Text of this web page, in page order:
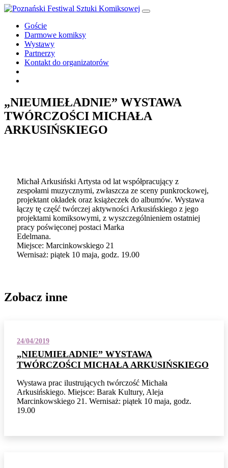
Przejdź
treści
Goście
Darmowe komiksy
Wystawy
Partnerzy
Kontakt do organizatorów
„NIEUMIEŁADNIE” WYSTAWA
TWÓRCZOŚCI MICHAŁA
ARKUSIŃSKIEGO
Michał Arkusiński Artysta od lat współpracujący z
zespołami muzycznymi, zwłaszcza ze sceny punkrockowej,
projektant okładek oraz książeczek do albumów. Wystawa
łączy tę część twórczej aktywności Arkusińskiego z jego
projektami komiksowymi, z wyszczególnieniem ostatniej
pracy poświęconej postaci Marka
Edelmana.
Miejsce: Marcinkowskiego 21
Wernisaż: piątek 10 maja, godz. 19.00
Zobacz inne
24/04/2019
„NIEUMIEŁADNIE” WYSTAWA
TWÓRCZOŚCI MICHAŁA ARKUSIŃSKIEGO
Wystawa prac ilustrujących twórczość Michała
Arkusińskiego. Miejsce: Barak Kultury, Aleja
Marcinkowskiego 21. Wernisaż: piątek 10 maja, godz.
19.00